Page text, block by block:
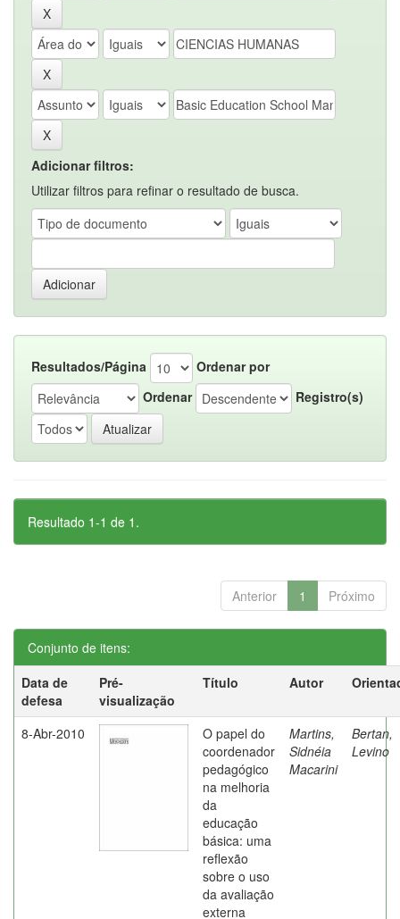
Adicionar filtros:
Utilizar filtros para refinar o resultado de busca.
Resultados/Página
Ordenar por
Ordenar
Registro(s)
Resultado 1-1 de 1.
Anterior 1 Próximo
Conjunto de itens:
Data de
defesa
Pré-
visualização
Título Autor
8-Abr-2010
O papel do
coordenador
pedagógico
na melhoria
da
educação
básica: uma
reflexão
sobre o uso
da avaliação
externa
Martins,
Sidnéia
Macarini
Bertan,
Levino